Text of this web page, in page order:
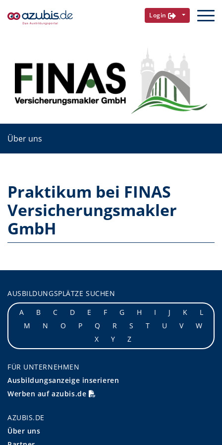
Login
Über uns
Praktikum bei FINAS
Versicherungsmakler
GmbH
AUSBILDUNGSPLÄTZE SUCHEN
A
B C D E F G H I J K
L
M
N O P Q R S T U V
W
X
Y Z
FÜR UNTERNEHMEN
Ausbildungsanzeige inserieren
Werben auf azubis.de
AZUBIS.DE
Über uns